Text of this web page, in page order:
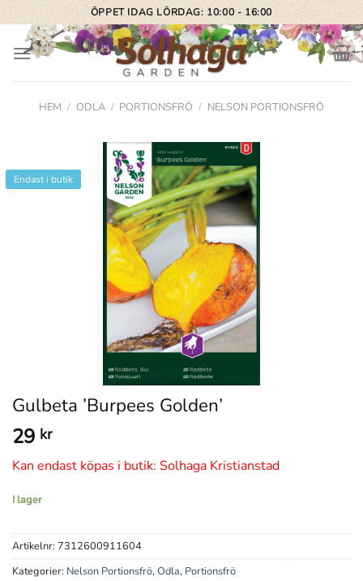
Skip
to
content
ÖPPET IDAG LÖRDAG: 10:00 - 16:00
HEM / ODLA / PORTIONSFRÖ / NELSON PORTIONSFRÖ
Endast i butik
Gulbeta ’Burpees Golden’
29 kr
Kan endast köpas i butik: Solhaga Kristianstad
I lager
Artikelnr: 7312600911604
Kategorier: Nelson Portionsfrö,Odla, Portionsfrö